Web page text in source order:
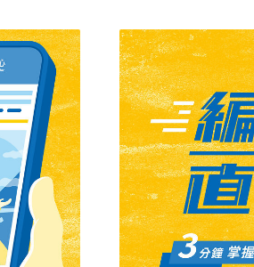
頃，栽種
樹開始，
損的復原
木生長模
間受限，
長大。大樹替居民